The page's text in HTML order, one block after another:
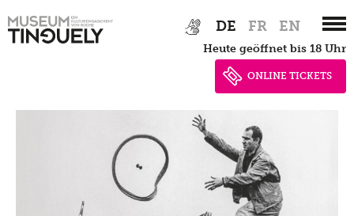
Hauptnavigation
to
DE FR EN
heute geöffnet bis 18 Uhr
ONLINE TICKETS
Lernen
Newsletter
Menu
Brunch
Late Thursday Menu